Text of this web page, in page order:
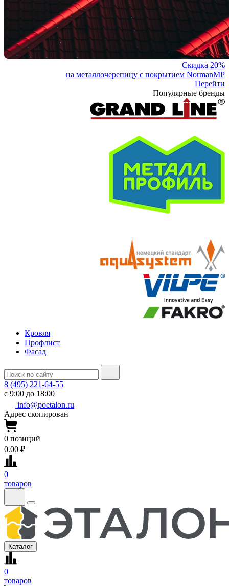
Скидка 20%
на металлочерепицу с покрытием NormanMP
Перейти
Популярные бренды
Кровля
Профлист
Фасад
8 (495) 221-64-55
с 9:00 до 18:00
info@poetalon.ru
Адрес скопирован
0 позиций
0.00 ₽
0
товаров
Каталог
0
товаров